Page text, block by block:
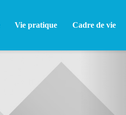
Vie pratique Cadre de vie